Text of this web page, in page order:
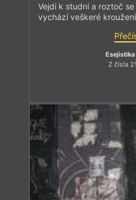
Vejdi k studni a roztoč
vychází veškeré
Esejistika
Z čísla